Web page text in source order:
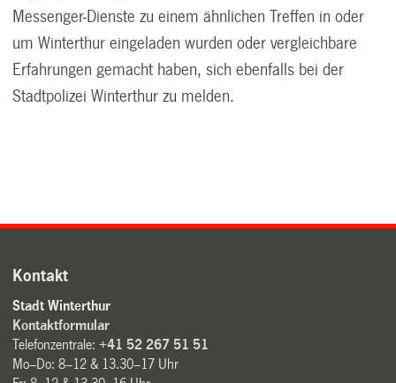
Messenger-Dienste zu einem ähnlichen Treffen in oder
um Winterthur eingeladen wurden oder vergleichbare
Erfahrungen gemacht haben, sich ebenfalls bei der
Stadtpolizei Winterthur zu melden.
Kontakt
Stadt Winterthur
Kontaktformular
Telefonzentrale:+41 52 267 51 51
Mo–Do: 8–12 & 13.30–17 Uhr